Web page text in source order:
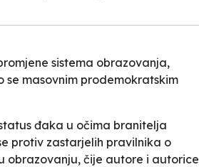
sistema obrazovanja,
se masovnim prodemokratskim
đaka u očima branitelja
protiv zastarjelih pravilnika o
obrazovanju, čije autore i autorice